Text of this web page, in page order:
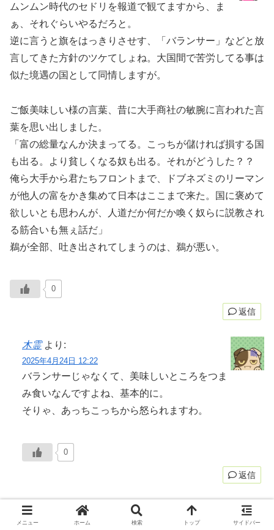
ムンムン時代のセドリを報道で観てますから、ま
ぁ、それぐらいやるだろと。
逆に言うと旗をはっきりさせす、「バランサー」などと放
言してきた方針のツケてしょね。大国間で苦労してる事は
似た境遇の国として同情しますが。
ご飯美味しい様の言葉、昔に大手商社の敏腕に言われた言
葉を思い出しました。
「富の総量なんか決まってる。こっちが儲ければ損する国
も出る。より貧しくなる奴も出る。それがどうした？？
俺ら大手から君たちフロントまで、ドブネズミのリーマン
が他人の富をかき集めて日本はここまで来た。国に褒めて
欲しいとも思わんが、人道だか何だか喚く奴らに説教され
る筋合いも無ぇ話だ」
鵜が全部、吐き出されてしまうのは、鵜が悪い。
0
返信
木霊 より:
2025年4月24日 12:22
バランサーじゃなくて、美味しいところをつま
み食いなんですよね、基本的に。
そりゃ、あっちこっちから怒られますわ。
0
返信
砂漠の男
2025年4月22日 18:57
メニュー ホーム 検索 トップ サイドバー